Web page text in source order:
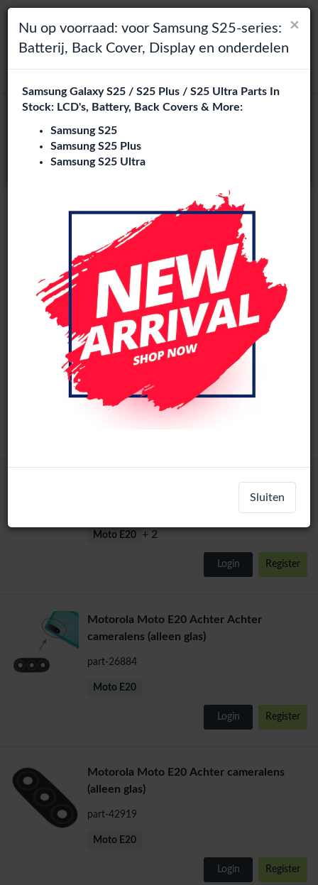
×
Kies je taal
Het lijkt erop dat je inVerenigde Statenbent.
Bezoeken.phone-city.nl
Blijf op deze site
Toggle navigation
zoeken
Login
Moto E20 onderdelen groothandel
7 artikelen
in Europa. Wij leveren exclusief aan
reparatiebedrijven, retailers, webshops, refurbishers en
distributeurs met hoogwaardige onderdelen tegen
concurrerende groothandelsprijzen.
Charging port Camera Sim Tray / Reader
Motorola Moto E20 LCD Scherm Zonder
Frame (Alle kleuren)
Moto E20
Motorola Moto E20/ E40/E30 Oplaadpoort
Moto E20 + 2
Login Register
Motorola Moto E20 Achter Achter
cameralens (alleen glas)
part-26884
Moto E20
Login Register
Motorola Moto E20 Achter cameralens
(alleen glas)
part-42919
Moto E20
Login Register
×
Nu op voorraad: voor Samsung S25-series:
Batterij, Back Cover, Display en onderdelen
Samsung Galaxy S25 / S25 Plus / S25 Ultra Parts In
Stock: LCD's, Battery, Back Covers & More:
Samsung S25
Samsung S25 Plus
Samsung S25 Ultra
Sluiten